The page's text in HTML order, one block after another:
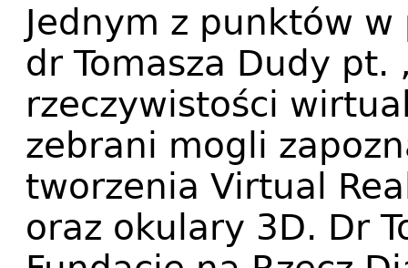
Jednym z punktów
dr Tomasza Dudy pt.
rzeczywistości
zebrani mogli
tworzenia Virtual
oraz okulary 3D. Dr